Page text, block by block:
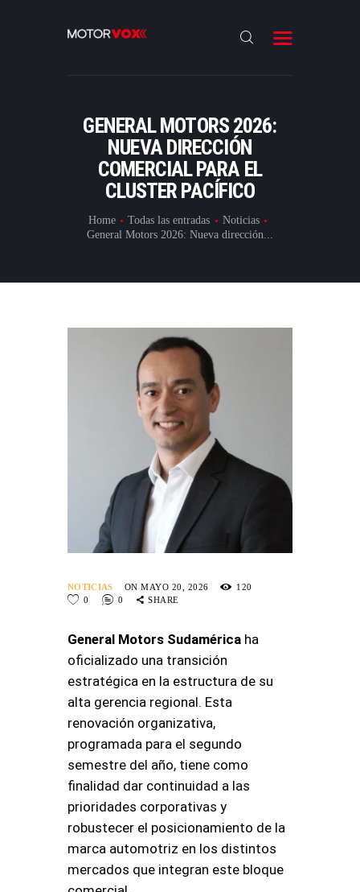
GENERAL MOTORS 2026:
NUEVA DIRECCIÓN
COMERCIAL PARA EL
CLUSTER PACÍFICO
Home Todas las entradas
Noticias
General Motors 2026: Nueva dirección...
LANZAMIENTOS
ESPECIALES
CONTACTO
NOTICIAS ON MAYO 20, 2026
120
0
0 SHARE
General Motors Sudamérica ha
oficializado una transición
estratégica en la estructura de su
alta gerencia regional. Esta
renovación organizativa,
programada para el segundo
semestre del año, tiene como
finalidad dar continuidad a las
prioridades corporativas y
robustecer el posicionamiento de la
marca automotriz en los distintos
mercados que integran este bloque